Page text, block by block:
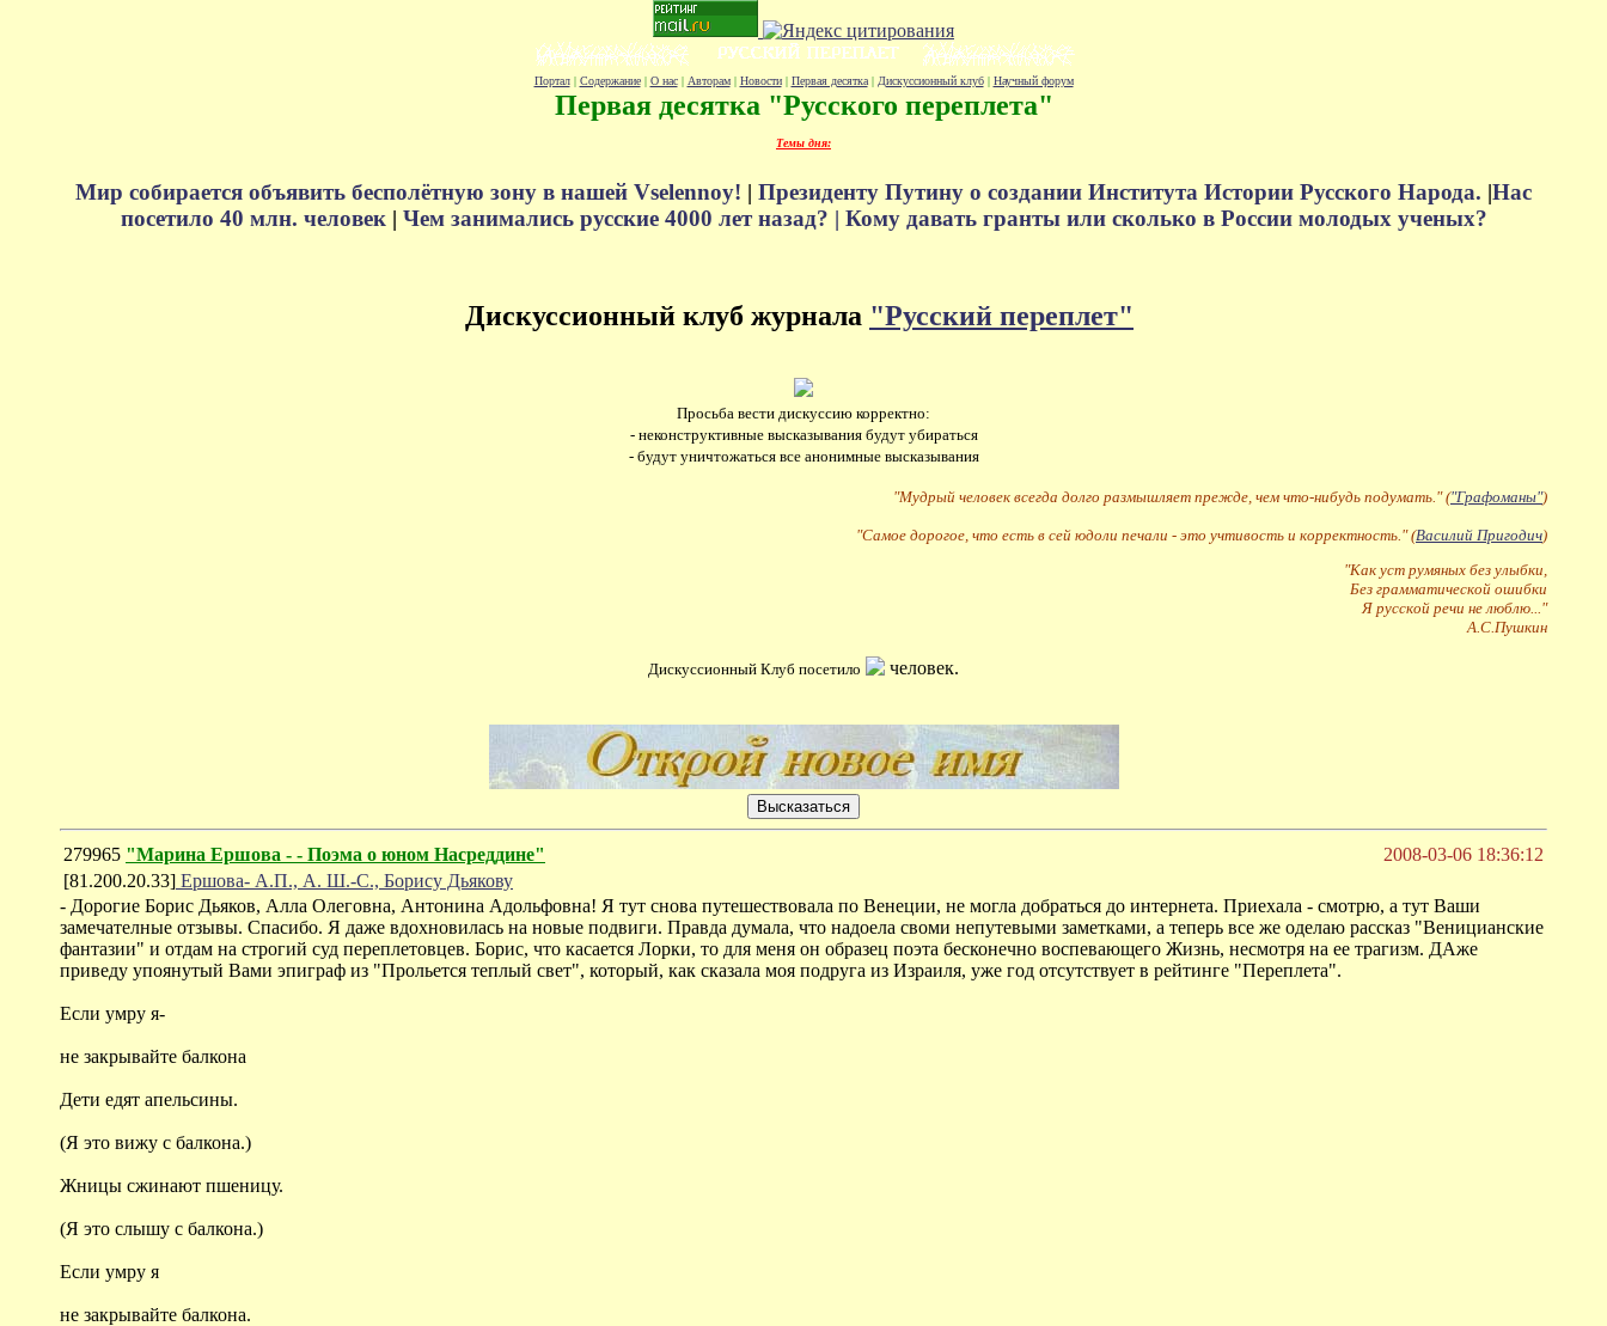
Портал| Содержание| О нас| Авторам| Новости| Первая десятка| Дискуссионный клуб| Научный форум
Первая десятка "Русского переплета"
Темы дня:
Мир собирается объявить бесполётную зону в нашей Vselennoy! | Президенту Путину о создании Института Истории Русского Народа. |Нас
посетило 40 млн. человек| Чем занимались русские 4000 лет назад? | Кому давать гранты или сколько в России молодых ученых?
Дискуссионный клуб журнала "Русский переплет"
Просьба вести дискуссию корректно:
- неконструктивные высказывания будут убираться
- будут уничтожаться все анонимные высказывания
"Мудрый человек всегда долго размышляет прежде, чем что-нибудь подумать." ("Графоманы")
"Самое дорогое, что есть в сей юдоли печали - это учтивость и корректность." (Василий Пригодич)
"Как уст румяных без улыбки,
Без грамматической ошибки
Я русской речи не люблю..."
А.С.Пушкин
Дискуссионный Клуб посетило человек.
279965 "Марина Ершова - - Поэма о юном Насреддине"
2008-03-06 18:36:12
[81.200.20.33] Ершова- А.П., А. Ш.-С., Борису Дьякову
- Дорогие Борис Дьяков, Алла Олеговна, Антонина Адольфовна! Я тут снова путешествовала по Венеции, не могла добраться до интернета. Приехала - смотрю, а тут Ваши
замечателные отзывы. Спасибо. Я даже вдохновилась на новые подвиги. Правда думала, что надоела своми непутевыми заметками, а теперь все же оделаю рассказ "Веницианские
фантазии" и отдам на строгий суд переплетовцев. Борис, что касается Лорки, то для меня он образец поэта бесконечно воспевающего Жизнь, несмотря на ее трагизм. ДАже
приведу упоянутый Вами эпиграф из "Прольется теплый свет", который, как сказала моя подруга из Израиля, уже год отсутствует в рейтинге "Переплета".
Если умру я-
не закрывайте балкона
Дети едят апельсины.
(Я это вижу с балкона.)
Жницы сжинают пшеницу.
(Я это слышу с балкона.)
Если умру я
не закрывайте балкона.